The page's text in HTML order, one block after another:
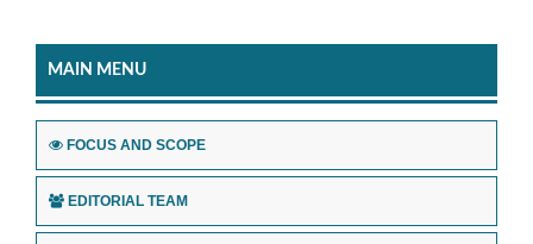
MAIN MENU
FOCUS AND SCOPE
EDITORIAL TEAM